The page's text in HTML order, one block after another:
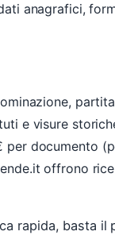
anagrafici,
e visure
documento
offrono
rapida, basta